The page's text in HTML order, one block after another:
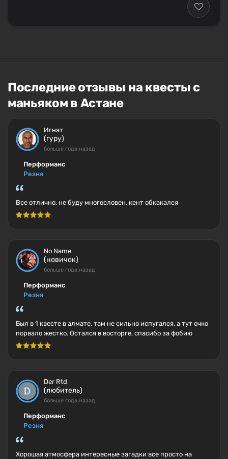
Последние отзывы на квесты с
маньяком в Астане
Игнат
(гуру)
больше года назад
Перформанс
Резня
Все отлично, не буду многословен, кент обкакался
No Name
(новичок)
больше года назад
Перформанс
Резня
Был в 1 квесте в алмате, там не сильно испугался, а тут очко
порвало жестко. Остался в восторге, спасибо за фобию
Der Rtd
(любитель)
больше года назад
Перформанс
Резня
Хорошая атмосфера интересные загадки все просто на